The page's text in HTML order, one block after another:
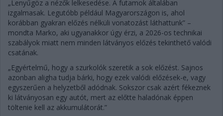
„Lenyűgöz a nézők lelkesedése. A futamok általában
izgalmasak. Legutóbb például Magyarországon is, ahol
korábban gyakran előzés nélküli vonatozást láthattunk” –
mondta Marko, aki ugyanakkor úgy érzi, a 2026-os technikai
szabályok miatt nem minden látványos előzés tekinthető valódi
csatának.
„Egyértelmű, hogy a szurkolók szeretik a sok előzést. Sajnos
azonban aligha tudja bárki, hogy ezek valódi előzések-e, vagy
egyszerűen a helyzetből adódnak. Sokszor csak azért fékeznek
ki látványosan egy autót, mert az előtte haladónak éppen
töltenie kell az akkumulátorát.”